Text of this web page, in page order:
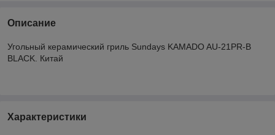
Описание
Угольный керамический гриль Sundays KAMADO AU-21PR-B
BLACK. Китай
Характеристики